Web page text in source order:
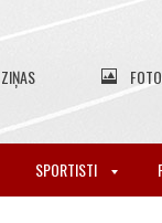
ZIŅAS FOTO
SPORTISTI